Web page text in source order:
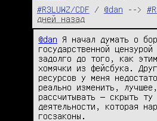
#R3LUWZ/CDF
/ @dan -->
дней назад
@dan Я начал думать о
государственной
задолго до того, как
хомячки из фейсбука.
ресурсов у меня
реально изменить,
рассчитывать — скрыть ту
деятельности, которая
госзаконы.